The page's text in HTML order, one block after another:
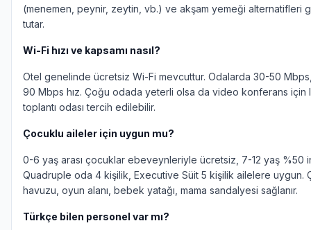
(menemen, peynir, zeytin, vb.) ve akşam yemeği alternatifleri
tutar.
Wi-Fi hızı ve kapsamı nasıl?
Otel genelinde ücretsiz Wi-Fi mevcuttur. Odalarda 30-50
90 Mbps hız. Çoğu odada yeterli olsa da video konferans
toplantı odası tercih edilebilir.
Çocuklu aileler için uygun mu?
0-6 yaş arası çocuklar ebeveynleriyle ücretsiz, 7-12 yaş %50
Quadruple oda 4 kişilik, Executive Süit 5 kişilik ailelere uygun.
havuzu, oyun alanı, bebek yatağı, mama sandalyesi sağlanır.
Türkçe bilen personel var mı?